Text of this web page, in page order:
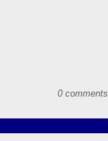
0 comments